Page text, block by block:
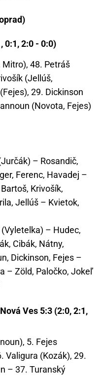
0:1, 2:0 - 0:0)
Mitro), 48. Petráš
(Jellúš,
29. Dickinson
(Novota, Fejes)
– Rosandič,
Ferenc, Havadej –
Krivošík,
Jellúš – Kvietok,
– Hudec,
Cibák, Nátny,
Dickinson, Fejes –
– Zöld, Paločko, Jokeľ
Ves 5:3 (2:0, 2:1,
5. Fejes
Valigura (Kozák), 29.
– 37. Turanský